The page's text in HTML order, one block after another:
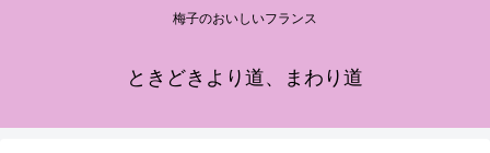
梅子のおいしいフランス
ときどきより道、まわり道